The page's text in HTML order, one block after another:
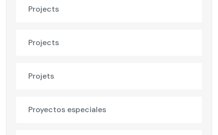
Projects
Projects
Projets
Proyectos especiales